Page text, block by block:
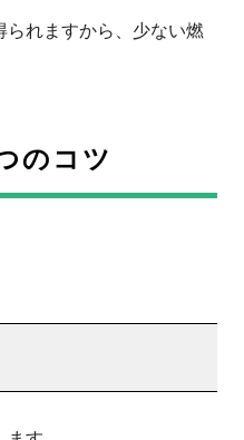
られますから、少ない燃
のコツ